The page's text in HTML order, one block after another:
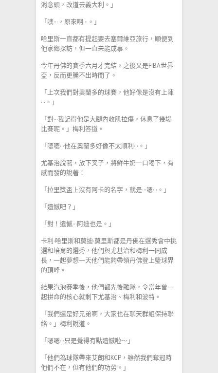
消念頭，改道去義大利。」
「噢···，原來啊···。」
哈里斯一直都有提起要去塞爾維亞旅行，順便到
他家鄉探訪，但一直未能成事。
今年丹佛的賽季六月才完結，之後又是FIBA世界
盃，反而更騰不出時間了。
「上次我們對奧蘭多的球賽，他好像是沒有上陣
···。」
「對···我記得他是大腿內收肌拉傷，休息了幾場
比賽呢。」梅利答道。
「嗯嗯···他在奧蘭多好像不太順利···。」
尤基治說著，放下叉子，將鮮牛奶一口喝下，有
感而發的說著：
「拉里獎盃上沒有阿卡的名字，就是···嗯···。」
「遺憾吧？」
「對！遺憾···阿迪也是。」
卡利·哈里斯和莫迪·莫里斯都是丹佛在選秀會中挑
選和培育的選秀，他們與尤基治和梅利一同成
長，一起夢想一天他們能夠帶領丹佛登上籃球界
的頂峰。
結果汽泡賽季後，他們都先後離隊，令當年曾一
起拼命的核心就剩下尤基治、梅利和波特。
「我們還是好兄弟啊，大家也在聊天群組保持聯
絡。」梅利說道。
「嗯嗯···只是覺得有點遺憾啦～」
「他們為球隊帶來艾朗和KCP，雖然我們奪冠時
他們不在，但有他們的功勞。」